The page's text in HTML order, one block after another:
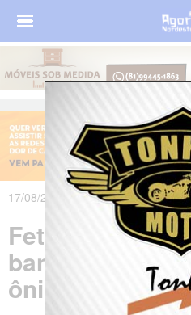
17/08/2023 às 21h46m -
Feto é
banheiro de
ônibus em